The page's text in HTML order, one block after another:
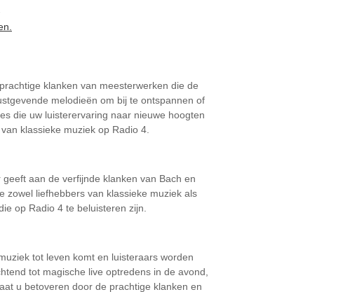
klanken van meesterwerken die de
melodieën om bij te ontspannen of
die uw luisterervaring naar nieuwe hoogten
klassieke muziek op Radio 4.
aan de verfijnde klanken van Bach en
zowel liefhebbers van klassieke muziek als
op Radio 4 te beluisteren zijn.
tot leven komt en luisteraars worden
tot magische live optredens in de avond,
u betoveren door de prachtige klanken en